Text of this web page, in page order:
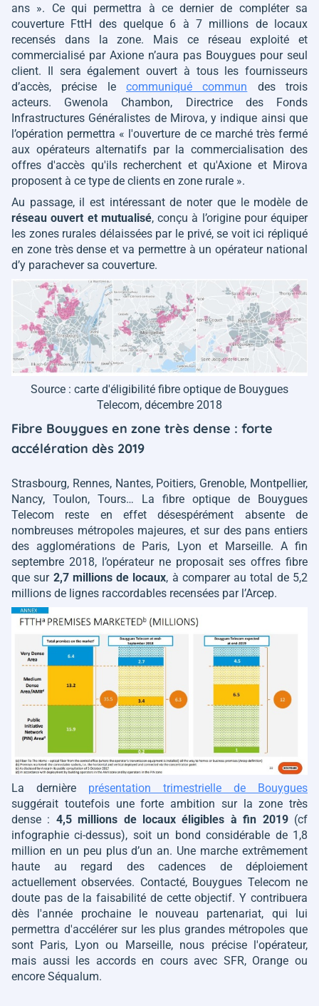
ans ». Ce qui permettra à ce dernier de compléter sa
couverture FttH des quelque 6 à 7 millions de locaux
recensés dans la zone. Mais ce réseau exploité et
commercialisé par Axione n’aura pas Bouygues pour seul
client. Il sera également ouvert à tous les fournisseurs
d’accès, précise le communiqué commun des trois
acteurs. Gwenola Chambon, Directrice des Fonds
Infrastructures Généralistes de Mirova, y indique ainsi que
l’opération permettra « l'ouverture de ce marché très fermé
aux opérateurs alternatifs par la commercialisation des
offres d'accès qu'ils recherchent et qu'Axione et Mirova
proposent à ce type de clients en zone rurale ».
Au passage, il est intéressant de noter que le modèle de
réseau ouvert et mutualisé, conçu à l’origine pour équiper
les zones rurales délaissées par le privé, se voit ici répliqué
en zone très dense et va permettre à un opérateur national
d’y parachever sa couverture.
Source : carte d'éligibilité fibre optique de Bouygues
Telecom, décembre 2018
Fibre Bouygues en zone très dense : forte
accélération dès 2019
Strasbourg, Rennes, Nantes, Poitiers, Grenoble, Montpellier,
Nancy, Toulon, Tours… La fibre optique de Bouygues
Telecom reste en effet désespérément absente de
nombreuses métropoles majeures, et sur des pans entiers
des agglomérations de Paris, Lyon et Marseille. A fin
septembre 2018, l’opérateur ne proposait ses offres fibre
que sur 2,7 millions de locaux, à comparer au total de 5,2
millions de lignes raccordables recensées par l’Arcep.
La dernière présentation trimestrielle de Bouygues
suggérait toutefois une forte ambition sur la zone très
dense : 4,5 millions de locaux éligibles à fin 2019 (cf
infographie ci-dessus), soit un bond considérable de 1,8
million en un peu plus d’un an. Une marche extrêmement
haute au regard des cadences de déploiement
actuellement observées. Contacté, Bouygues Telecom ne
doute pas de la faisabilité de cette objectif. Y contribuera
dès l'année prochaine le nouveau partenariat, qui lui
permettra d'accélérer sur les plus grandes métropoles que
sont Paris, Lyon ou Marseille, nous précise l'opérateur,
mais aussi les accords en cours avec SFR, Orange ou
encore Séqualum.